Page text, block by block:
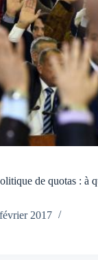
de quotas : à
2017